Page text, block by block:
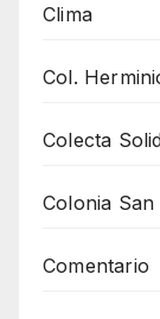
Clima
Col.
Colecta
Colonia
Comentario